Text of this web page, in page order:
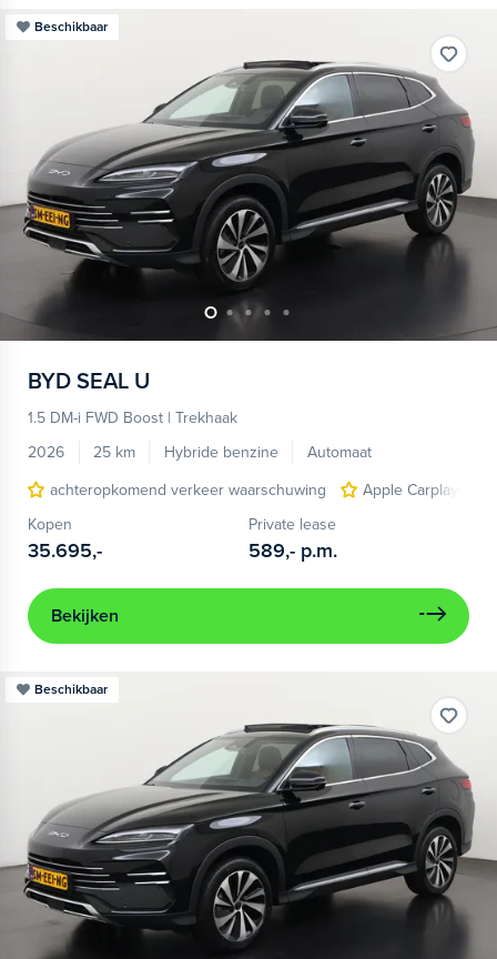
Beschikbaar
BYD SEAL U
1.5 DM-i FWD Boost | Trekhaak
2026
25 km Hybride benzine
Automaat
achteropkomend verkeer waarschuwing
Apple Carplay/
Kopen
35.695,-
Private lease
589,- p.m.
Bekijken
Beschikbaar